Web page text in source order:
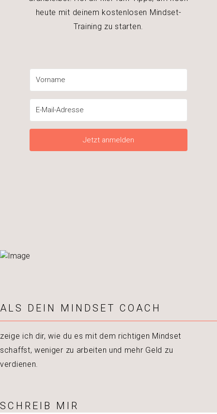
heute mit deinem kostenlosen Mindset-
Training zu starten.
Jetzt anmelden
ALS DEIN MINDSET COACH
zeige ich dir, wie du es mit dem richtigen Mindset
schaffst, weniger zu arbeiten und mehr Geld zu
verdienen.
SCHREIB MIR